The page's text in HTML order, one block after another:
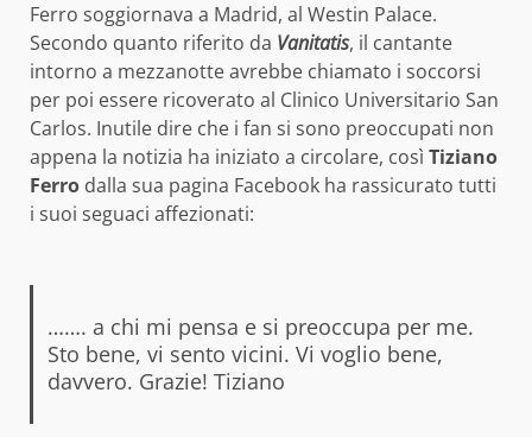
Ferro soggiornava a Madrid, al Westin Palace.
Secondo quanto riferito da Vanitatis, il cantante
intorno a mezzanotte avrebbe chiamato i soccorsi
per poi essere ricoverato al Clinico Universitario San
Carlos. Inutile dire che i fan si sono preoccupati non
appena la notizia ha iniziato a circolare, così Tiziano
Ferro dalla sua pagina Facebook ha rassicurato tutti
i suoi seguaci affezionati:
……. a chi mi pensa e si preoccupa per me.
Sto bene, vi sento vicini. Vi voglio bene,
davvero. Grazie! Tiziano